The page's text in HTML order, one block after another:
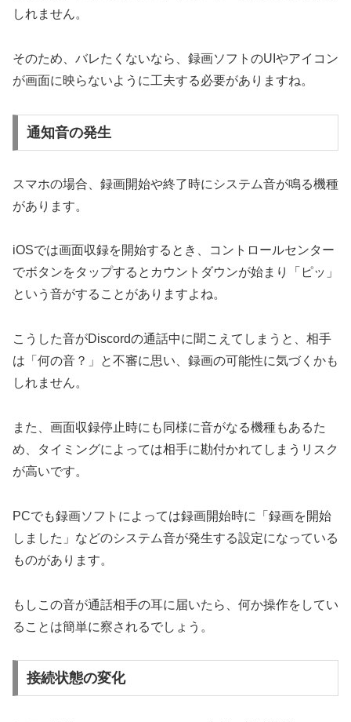
しれません。
そのため、バレたくないなら、録画ソフトのUIやアイコン
が画面に映らないように工夫する必要がありますね。
通知音の発生
スマホの場合、録画開始や終了時にシステム音が鳴る機種
があります。
iOSでは画面収録を開始するとき、コントロールセンター
でボタンをタップするとカウントダウンが始まり「ピッ」
という音がすることがありますよね。
こうした音がDiscordの通話中に聞こえてしまうと、相手
は「何の音？」と不審に思い、録画の可能性に気づくかも
しれません。
また、画面収録停止時にも同様に音がなる機種もあるた
め、タイミングによっては相手に勘付かれてしまうリスク
が高いです。
PCでも録画ソフトによっては録画開始時に「録画を開始
しました」などのシステム音が発生する設定になっている
ものがあります。
もしこの音が通話相手の耳に届いたら、何か操作をしてい
ることは簡単に察されるでしょう。
接続状態の変化